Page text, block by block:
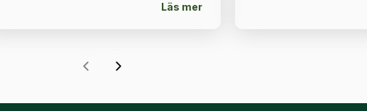
Läs mer